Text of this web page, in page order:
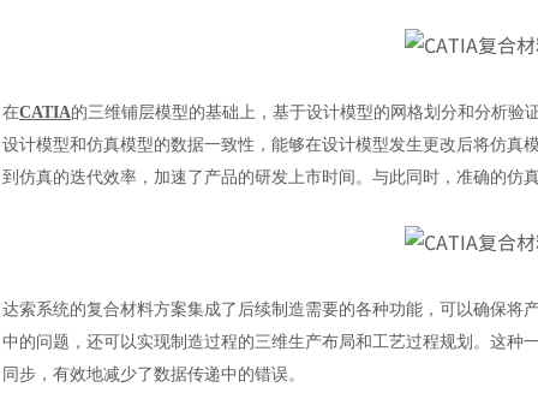
在CATIA的三维铺层模型的基础上，基于设计模型的网格划分和分析
设计模型和仿真模型的数据一致性，能够在设计模型发生更改后将仿
到仿真的迭代效率，加速了产品的研发上市时间。与此同时，准确的仿
达索系统的复合材料方案集成了后续制造需要的各种功能，可以确保
中的问题，还可以实现制造过程的三维生产布局和工艺过程规划。这
同步，有效地减少了数据传递中的错误。